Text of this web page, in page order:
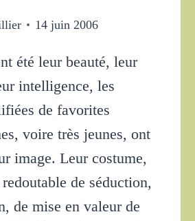
14 juin 2006
été leur beauté, leur
intelligence, les
de favorites
voire très jeunes, ont
image. Leur costume,
de séduction,
de mise en valeur de